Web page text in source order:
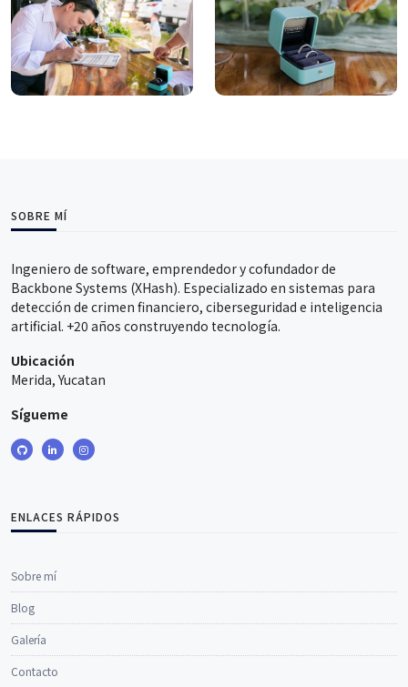
SOBRE MÍ
Ingeniero de software, emprendedor y cofundador de
Backbone Systems (XHash). Especializado en sistemas para
detección de crimen financiero, ciberseguridad e inteligencia
artificial. +20 años construyendo tecnología.
Ubicación
Merida, Yucatan
Sígueme
ENLACES RÁPIDOS
Sobre mí
Blog
Galería
Contacto